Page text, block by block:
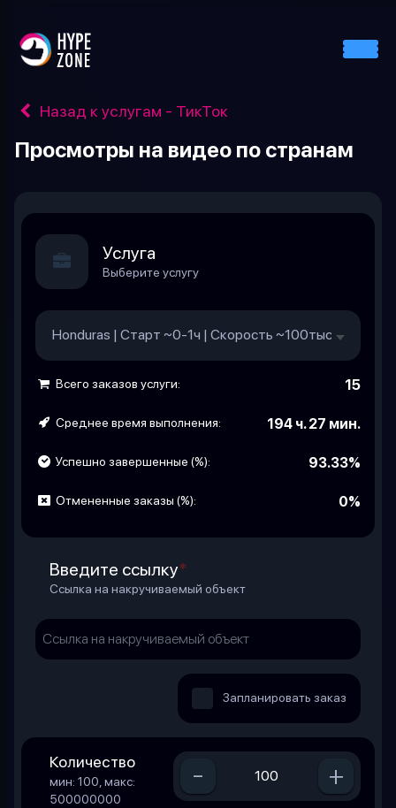
Назад к услугам - ТикТок
Просмотры на видео по странам
Услуга
Выберите услугу
Honduras | Старт ~0-1ч | Скорость ~100тыс/день
Всего заказов услуги: 15
Среднее время выполнения: 194 ч. 27 мин.
Успешно завершенные (%): 93.33%
Отмененные заказы (%): 0%
Введите ссылку*
Ссылка на накручиваемый объект
Запланировать заказ
Количество
мин: 100, макс:
500000000
- +